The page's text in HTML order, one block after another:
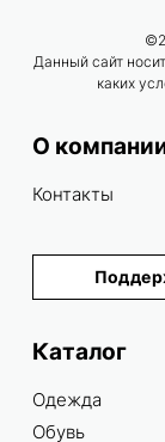
Данный сайт
каких
О
Контакты
Каталог
Одежда
Обувь